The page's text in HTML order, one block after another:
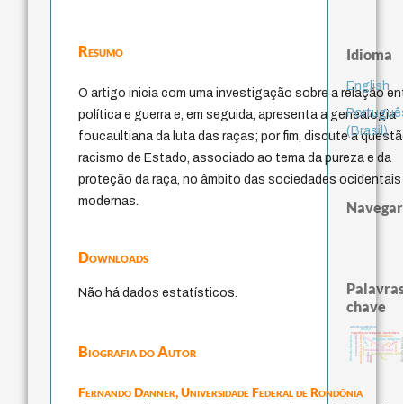
Resumo
O artigo inicia com uma investigação sobre a relação
política e guerra e, em seguida, apresenta a genealogia
foucaultiana da luta das raças; por fim, discute a
racismo de Estado, associado ao tema da pureza e da
proteção da raça, no âmbito das sociedades ocidentais
modernas.
Downloads
Não há dados estatísticos.
Biografia do Autor
Fernando Danner,Universidade Federal de Rondônia
Idioma
English
(Brasil)
Navegar
chave
fundamentalismo
jacobi
protágoras
experiência temporal
metafísica do tempogénero idade
intolerância
history of philosophy
identidade nacional
homem-medida filosofias indígenas
filosofia brasileira palavra
perdón
leyes
logos
lei
desejo
mind
prácticas artísticas